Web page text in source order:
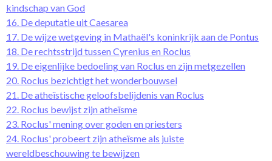
kindschap van God
16. De deputatie uit Caesarea
17. De wijze wetgeving in Mathaël's koninkrijk aan de Pontus
18. De rechtsstrijd tussen Cyrenius en Roclus
19. De eigenlijke bedoeling van Roclus en zijn metgezellen
20. Roclus bezichtigt het wonderbouwsel
21. De atheïstische geloofsbelijdenis van Roclus
22. Roclus bewijst zijn atheïsme
23. Roclus' mening over goden en priesters
24. Roclus' probeert zijn atheïsme als juiste
wereldbeschouwing te bewijzen